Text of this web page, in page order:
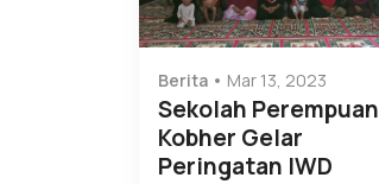
Berita Mar 13, 2023
Sekolah Perempuan
Kobher Gelar
Peringatan IWD